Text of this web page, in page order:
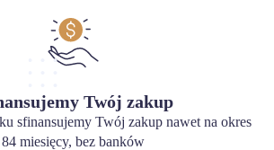
Twój zakup
sfinansujemy Twój zakup nawet na okres
84 miesięcy, bez banków